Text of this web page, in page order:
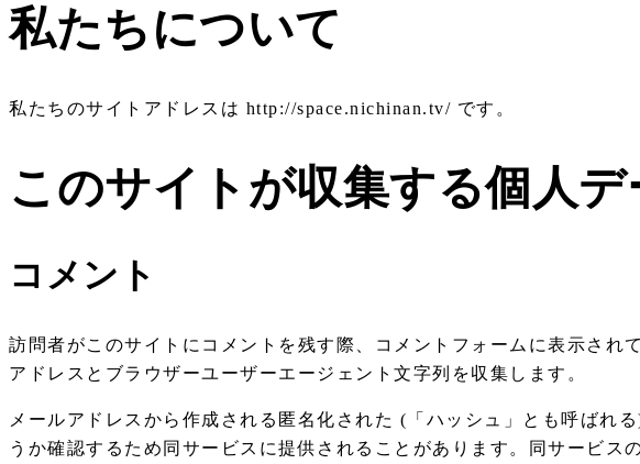
私たちについて
私たちのサイトアドレスは http://space.nichinan.tv/ です。
このサイトが収集する個人
コメント
訪問者がこのサイトにコメントを残す際、コメントフォームに表示され
アドレスとブラウザーユーザーエージェント文字列を収集します。
メールアドレスから作成される匿名化された (「ハッシュ」とも呼ばれ
うか確認するため同サービスに提供されることがあります。同サービス